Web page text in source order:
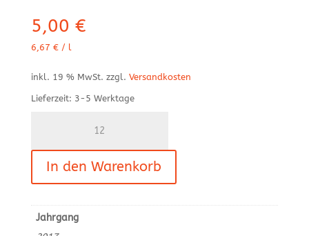
5,00 €
6,67 €/ l
inkl. 19 % MwSt. zzgl. Versandkosten
Lieferzeit: 3-5 Werktage
Spätburgunder,
Rotwein
-
Spätlese
Menge
In den Warenkorb
Jahrgang